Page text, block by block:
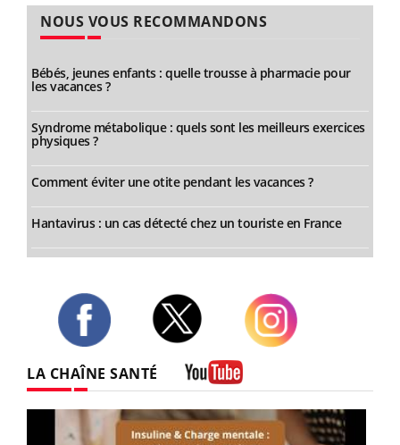
NOUS VOUS RECOMMANDONS
Bébés, jeunes enfants : quelle trousse à pharmacie pour
les vacances ?
Syndrome métabolique : quels sont les meilleurs exercices
physiques ?
Comment éviter une otite pendant les vacances ?
Hantavirus : un cas détecté chez un touriste en France
LA CHAÎNE SANTÉ